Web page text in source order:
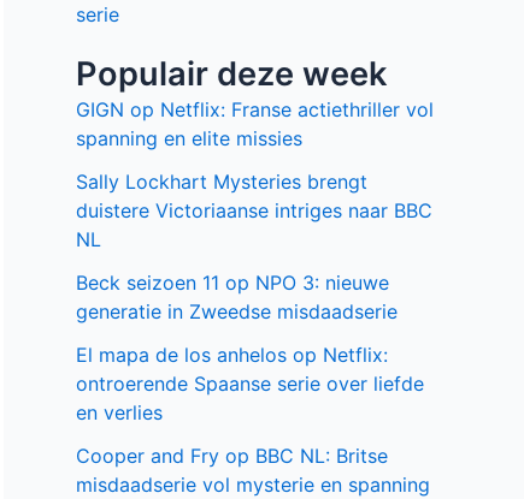
serie
Populair deze week
GIGN op Netflix: Franse actiethriller vol
spanning en elite missies
Sally Lockhart Mysteries brengt
duistere Victoriaanse intriges naar BBC
NL
Beck seizoen 11 op NPO 3: nieuwe
generatie in Zweedse misdaadserie
El mapa de los anhelos op Netflix:
ontroerende Spaanse serie over liefde
en verlies
Cooper and Fry op BBC NL: Britse
misdaadserie vol mysterie en spanning